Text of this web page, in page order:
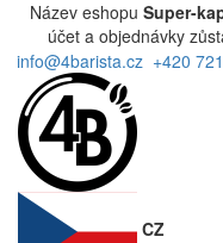
Název eshopu Super-
účet a objednávky
info@4barista.cz +420
CZ